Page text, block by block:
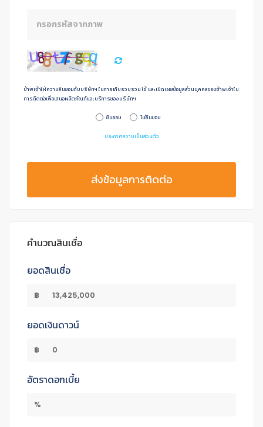
ข้าพเจ้าให้ความยินยอมกับบริษัทฯ ในการเก็บรวบรวม ใช้ และเปิดเผยข้อมูลส่วนบุคคลของข้าพเจ้าใน
การดิดต่อเพื่อเสนอผลิตภัณฑ์และบริการของบริษัทฯ
ยินยอม ไม่ยินยอม
ประกาศความเป็นส่วนตัว
ส่งข้อมูลการติดต่อ
คำนวณสินเชื่อ
ยอดสินเชื่อ
฿
ยอดเงินดาวน์
฿
อัตราดอกเบี้ย
%